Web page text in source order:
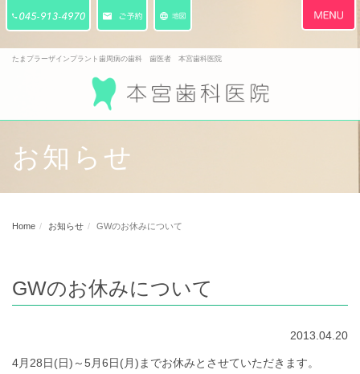
Toggle
たまプラーザインプラント歯周病の歯科 歯医者 本宮歯科医院
お知らせ
Home お知らせ GWのお休みについて
GWのお休みについて
2013.04.20
4月28日(日)～5月6日(月)までお休みとさせていただきます。